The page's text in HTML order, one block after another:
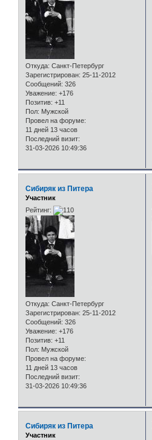
Откуда: Санкт-Петербург
Зарегистрирован: 25-11-2012
Сообщений: 326
Уважение: +176
Позитив: +11
Пол: Мужской
Провел на форуме:
11 дней 13 часов
Последний визит:
31-03-2026 10:49:36
Сибиряк из Питера
Участник
Рейтинг:
Откуда: Санкт-Петербург
Зарегистрирован: 25-11-2012
Сообщений: 326
Уважение: +176
Позитив: +11
Пол: Мужской
Провел на форуме:
11 дней 13 часов
Последний визит:
31-03-2026 10:49:36
Сибиряк из Питера
Участник